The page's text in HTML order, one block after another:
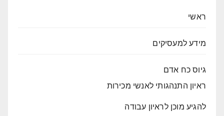
ראשי
מידע למעסיקים
גיוס כח אדם
ראיון התנהגותי לאנשי מכירות
להגיע מוכן לראיון עבודה